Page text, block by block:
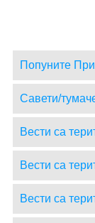
Попуните
Савети/
Вести са
Вести са
Вести са